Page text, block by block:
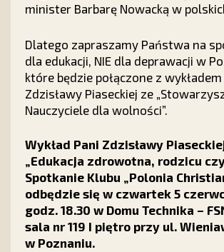
minister Barbarę Nowacką w
Dlatego zapraszamy Państwa na
dla edukacji, NIE dla deprawacji w
które będzie połączone z wykładem
Zdzisławy Piaseckiej ze
Nauczyciele dla wolności”.
Wykład Pani Zdzisławy
„Edukacja zdrowotna, rodzicu
Spotkanie Klubu „Polonia
odbędzie się w czwartek 5
godz. 18.30 w Domu Technika –
sala nr 119 I piętro przy ul.
w Poznaniu.